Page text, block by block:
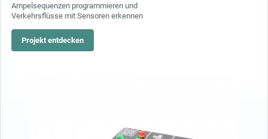
Ampelsequenzen programmieren und
Verkehrsflüsse mit Sensoren erkennen
Projekt entdecken